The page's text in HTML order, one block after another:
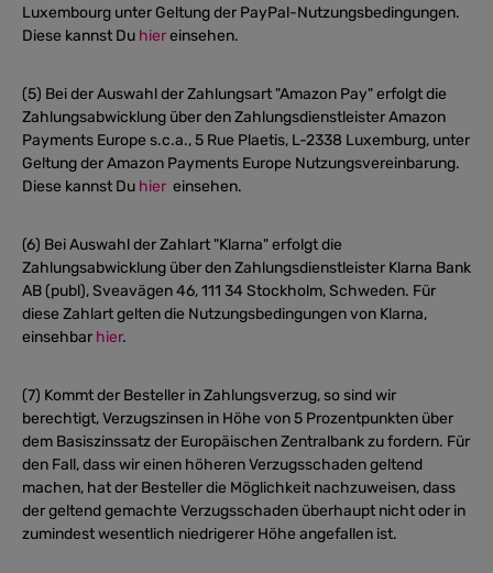
Luxembourg unter Geltung der PayPal-Nutzungsbedingungen.
Diese kannst Du hiereinsehen.
(5) Bei der Auswahl der Zahlungsart "Amazon Pay" erfolgt die
Zahlungsabwicklung über den Zahlungsdienstleister Amazon
Payments Europe s.c.a., 5 Rue Plaetis, L-2338 Luxemburg, unter
Geltung der Amazon Payments Europe Nutzungsvereinbarung.
Diese kannst Du hier einsehen.
(6) Bei Auswahl der Zahlart "Klarna" erfolgt die
Zahlungsabwicklung über den Zahlungsdienstleister Klarna Bank
AB (publ), Sveavägen 46, 111 34 Stockholm, Schweden. Für
diese Zahlart gelten die Nutzungsbedingungen von Klarna,
einsehbar hier.
(7) Kommt der Besteller in Zahlungsverzug, so sind wir
berechtigt, Verzugszinsen in Höhe von 5 Prozentpunkten über
dem Basiszinssatz der Europäischen Zentralbank zu fordern. Für
den Fall, dass wir einen höheren Verzugsschaden geltend
machen, hat der Besteller die Möglichkeit nachzuweisen, dass
der geltend gemachte Verzugsschaden überhaupt nicht oder in
zumindest wesentlich niedrigerer Höhe angefallen ist.